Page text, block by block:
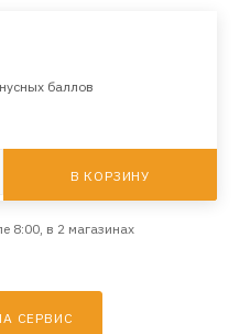
баллов
В КОРЗИНУ
8:00, в 2 магазинах
СЕРВИС